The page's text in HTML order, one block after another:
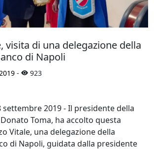
visita di una delegazione della
di Napoli
- 923
settembre 2019 - Il presidente della
Toma, ha accolto questa
Vitale, una delegazione della
di Napoli, guidata dalla presidente